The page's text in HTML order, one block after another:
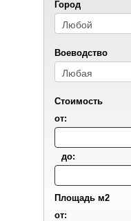
Город
Воеводствo
Стоимость
от:
до:
Площадь м2
от: